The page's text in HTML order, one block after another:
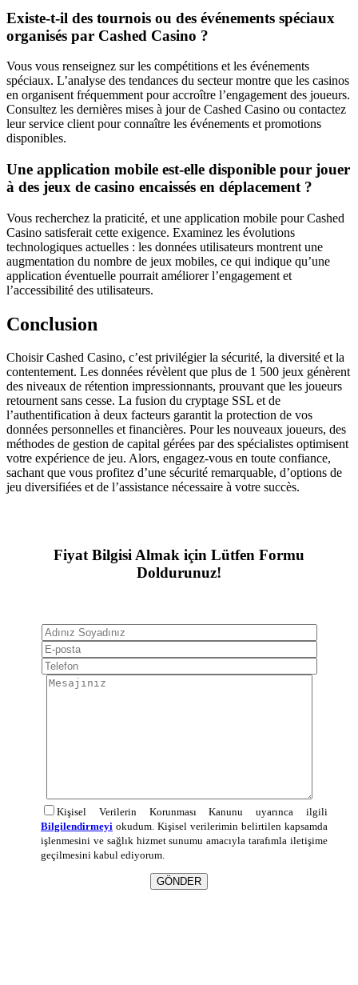
Existe-t-il des tournois ou des événements spéciaux
organisés par Cashed Casino ?
Vous vous renseignez sur les compétitions et les événements
spéciaux. L’analyse des tendances du secteur montre que les casinos
en organisent fréquemment pour accroître l’engagement des joueurs.
Consultez les dernières mises à jour de Cashed Casino ou contactez
leur service client pour connaître les événements et promotions
disponibles.
Une application mobile est-elle disponible pour jouer
à des jeux de casino encaissés en déplacement ?
Vous recherchez la praticité, et une application mobile pour Cashed
Casino satisferait cette exigence. Examinez les évolutions
technologiques actuelles : les données utilisateurs montrent une
augmentation du nombre de jeux mobiles, ce qui indique qu’une
application éventuelle pourrait améliorer l’engagement et
l’accessibilité des utilisateurs.
Conclusion
Choisir Cashed Casino, c’est privilégier la sécurité, la diversité et la
contentement. Les données révèlent que plus de 1 500 jeux génèrent
des niveaux de rétention impressionnants, prouvant que les joueurs
retournent sans cesse. La fusion du cryptage SSL et de
l’authentification à deux facteurs garantit la protection de vos
données personnelles et financières. Pour les nouveaux joueurs, des
méthodes de gestion de capital gérées par des spécialistes optimisent
votre expérience de jeu. Alors, engagez-vous en toute confiance,
sachant que vous profitez d’une sécurité remarquable, d’options de
jeu diversifiées et de l’assistance nécessaire à votre succès.
Fiyat Bilgisi Almak için Lütfen Formu
Doldurunuz!
Kişisel Verilerin Korunması Kanunu uyarınca ilgili
Bilgilendirmeyi okudum. Kişisel verilerimin belirtilen kapsamda
işlenmesini ve sağlık hizmet sunumu amacıyla tarafımla iletişime
geçilmesini kabul ediyorum.
GÖNDER